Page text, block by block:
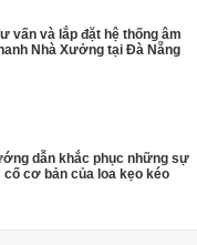
vấn và lắp đặt hệ thống âm
Nhà Xưởng tại Đà Nẵng
dẫn khắc phục những sự
cố cơ bản của loa kẹo kéo